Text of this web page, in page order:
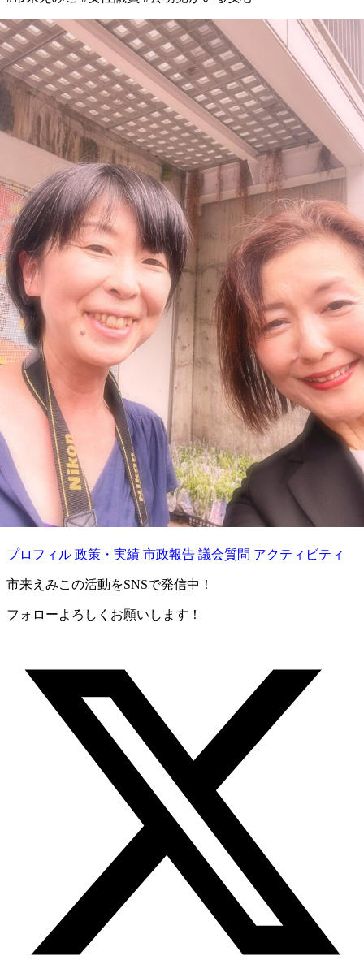
プロフィル 政策・実績 市政報告 議会質問 アクティビティ
市来えみこの活動をSNSで発信中！
フォローよろしくお願いします！